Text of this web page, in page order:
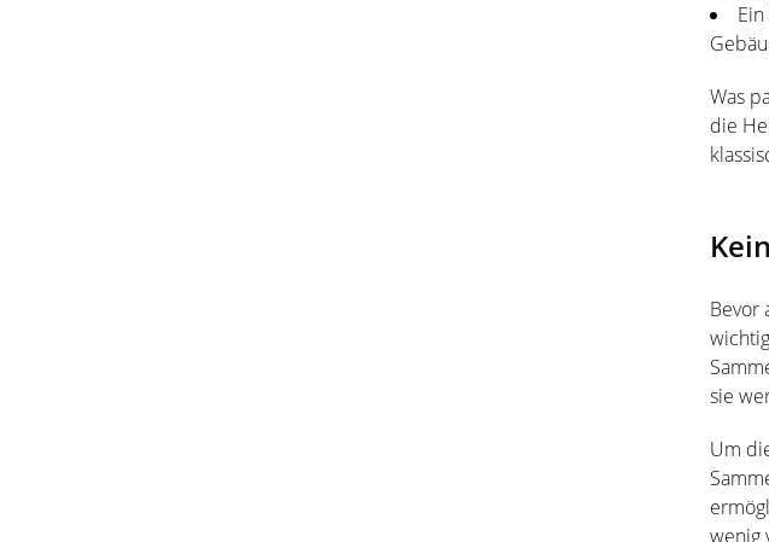
Was
die
Bevor
sie
Um
wenig